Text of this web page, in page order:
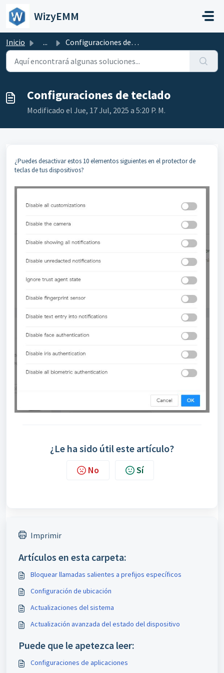
Saltar al contenido principal
WizyEMM
Inicio ... Configuraciones de teclado
Configuraciones de teclado
Modificado el Jue, 17 Jul, 2025 a 5:20 P. M.
¿Puedes desactivar estos 10 elementos siguientes en el protector de
teclas de tus dispositivos?
¿Le ha sido útil este artículo?
No Sí
Imprimir
Artículos en esta carpeta:
Bloquear llamadas salientes a prefijos específicos
Configuración de ubicación
Actualizaciones del sistema
Actualización avanzada del estado del dispositivo
Puede que le apetezca leer:
Configuraciones de aplicaciones